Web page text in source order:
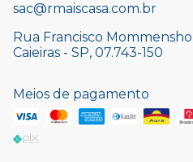
sac@rmaiscasa.com.br
Rua Francisco
Caieiras - SP, 07.743-150
Meios de pagamento